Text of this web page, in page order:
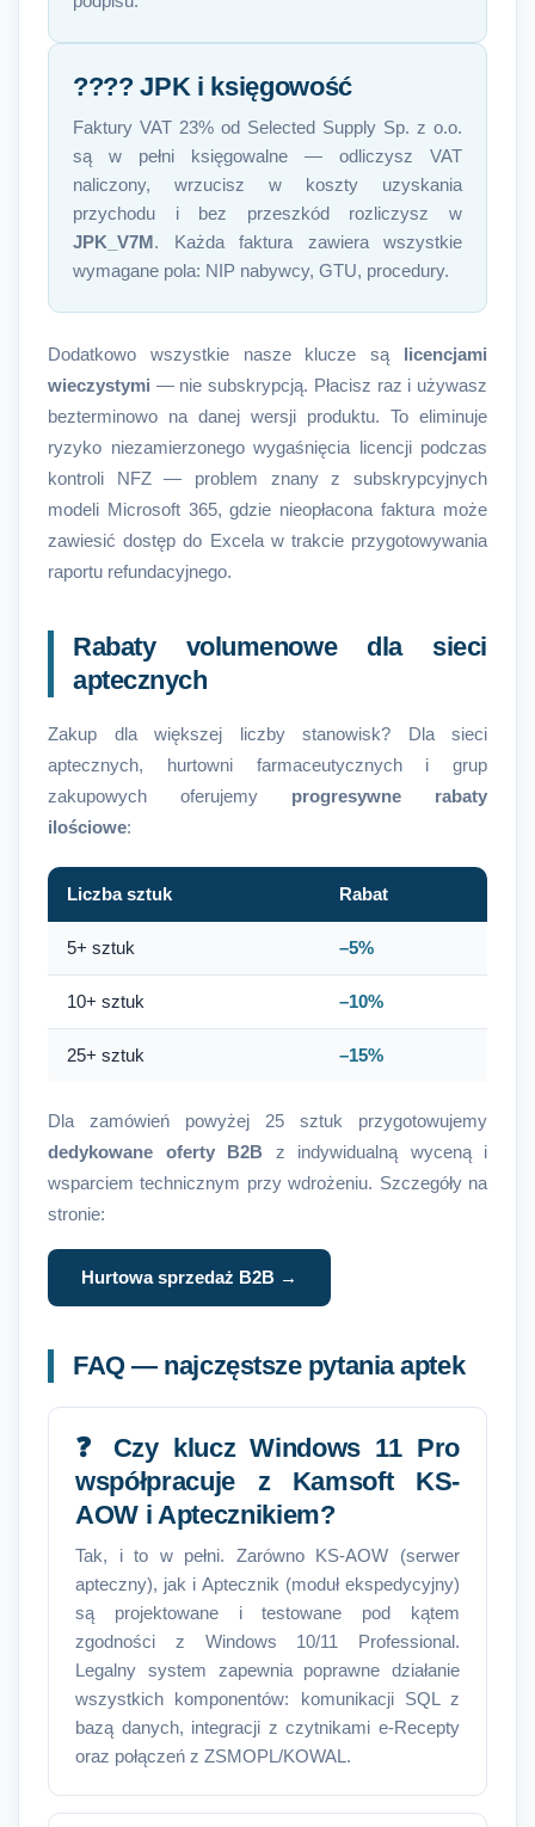
???? JPK i księgowość
Faktury VAT 23% od Selected Supply Sp. z o.o.
są w pełni księgowalne — odliczysz VAT
naliczony, wrzucisz w koszty uzyskania
przychodu i bez przeszkód rozliczysz w
JPK_V7M. Każda faktura zawiera wszystkie
wymagane pola: NIP nabywcy, GTU, procedury.
Dodatkowo wszystkie nasze klucze są licencjami
wieczystymi — nie subskrypcją. Płacisz raz i używasz
bezterminowo na danej wersji produktu. To eliminuje
ryzyko niezamierzonego wygaśnięcia licencji podczas
kontroli NFZ — problem znany z subskrypcyjnych
modeli Microsoft 365, gdzie nieopłacona faktura może
zawiesić dostęp do Excela w trakcie przygotowywania
raportu refundacyjnego.
Rabaty volumenowe dla sieci
aptecznych
Zakup dla większej liczby stanowisk? Dla sieci
aptecznych, hurtowni farmaceutycznych i grup
zakupowych oferujemy progresywne rabaty
ilościowe:
Liczba sztuk Rabat
5+ sztuk –5%
10+ sztuk –10%
25+ sztuk –15%
Dla zamówień powyżej 25 sztuk przygotowujemy
dedykowane oferty B2B z indywidualną wyceną i
wsparciem technicznym przy wdrożeniu. Szczegóły na
stronie:
Hurtowa sprzedaż B2B →
FAQ — najczęstsze pytania aptek
❓ Czy klucz Windows 11 Pro
współpracuje z Kamsoft KS-
AOW i Aptecznikiem?
Tak, i to w pełni. Zarówno KS-AOW (serwer
apteczny), jak i Aptecznik (moduł ekspedycyjny)
są projektowane i testowane pod kątem
zgodności z Windows 10/11 Professional.
Legalny system zapewnia poprawne działanie
wszystkich komponentów: komunikacji SQL z
bazą danych, integracji z czytnikami e-Recepty
oraz połączeń z ZSMOPL/KOWAL.